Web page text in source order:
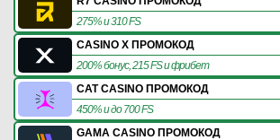
275% и 310 FS
CASINO X ПРОМОКОД
200% бонус, 215 FS и фрибет
CAT CASINO ПРОМОКОД
450% и до 700 FS
GAMA CASINO ПРОМОКОД